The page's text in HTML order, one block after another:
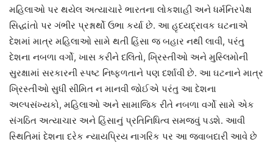
મહિલાઓ પર થયેલ અત્યાચારે ભારતના લોકશાહી અને ધર્મનિરપેક્ષ
સિદ્ધાંતો પર ગંભીર પ્રશ્નાર્થો ઉભા કર્યા છે. આ હૃદયદ્રાવક ઘટનાએ
દેશમાં માત્ર મહિલાઓ સામે થતી હિંસા જ બહાર નથી લાવી, પરંતુ
દેશના નબળા વર્ગો, ખાસ કરીને દલિતો, ખ્રિસ્તીઓ અને મુસ્લિમોની
સુરક્ષામાં સરકારની સ્પષ્ટ નિષ્ફળતાને પણ દર્શાવી છે. આ ઘટનાને માત્ર
ખ્રિસ્તીઓ સુધી સીમિત ન માનવી જોઈએ પરંતુ આ દેશના
અલ્પસંખ્યકો, મહિલાઓ અને સામાજિક રીતે નબળા વર્ગો સામે એક
સંગઠિત અત્યાચાર અને હિંસાનું પ્રતિનિધિત્વ સમજવું પડશે. આવી
સ્થિતિમાં દેશના દરેક ન્યાયપ્રિય નાગરિક પર આ જવાબદારી આવે છે